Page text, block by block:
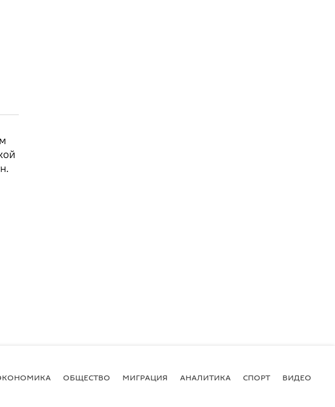
ОБЩЕСТВО МИГРАЦИЯ АНАЛИТИКА СПОРТ ВИДЕО